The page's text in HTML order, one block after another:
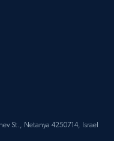
URL
id, Title, Rating,
item, Initial
St., Netanya 4250714, Israel